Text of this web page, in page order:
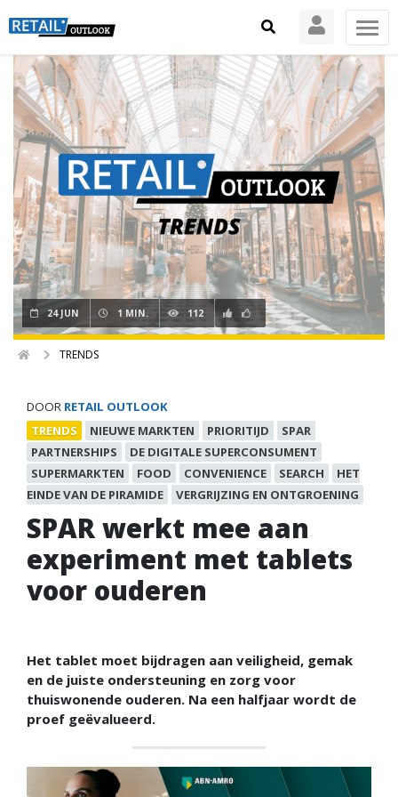
24 JUN 1 MIN. 112
TRENDS
DOOR RETAIL OUTLOOK
TRENDS
NIEUWE MARKTEN PRIORITIJD
SPAR
PARTNERSHIPS
DE DIGITALE SUPERCONSUMENT
SUPERMARKTEN
FOOD CONVENIENCE SEARCH
HET
EINDE VAN DE PIRAMIDE
VERGRIJZING EN ONTGROENING
SPAR werkt mee aan
experiment met tablets
voor ouderen
Het tablet moet bijdragen aan veiligheid, gemak
en de juiste ondersteuning en zorg voor
thuiswonende ouderen. Na een halfjaar wordt de
proef geëvalueerd.